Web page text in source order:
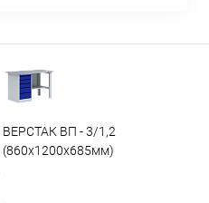
ВЕРСТАК ВП - 3/1,2
(860х1200х685мм)